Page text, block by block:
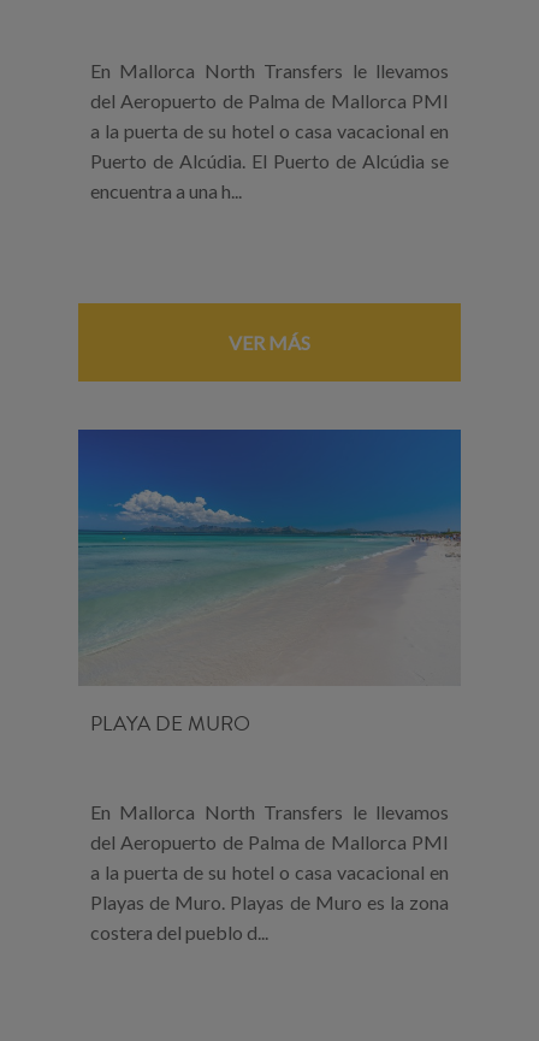
En Mallorca North Transfers le llevamos
del Aeropuerto de Palma de Mallorca PMI
a la puerta de su hotel o casa vacacional en
Puerto de Alcúdia. El Puerto de Alcúdia se
encuentra a una h...
VER MÁS
PLAYA DE MURO
En Mallorca North Transfers le llevamos
del Aeropuerto de Palma de Mallorca PMI
a la puerta de su hotel o casa vacacional en
Playas de Muro. Playas de Muro es la zona
costera del pueblo d...